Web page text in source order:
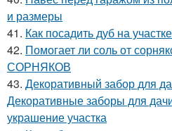
и размеры
41. Как посадить дуб на
42. Помогает ли соль от
СОРНЯКОВ
43. Декоративный забор для
Декоративные заборы для
украшение участка